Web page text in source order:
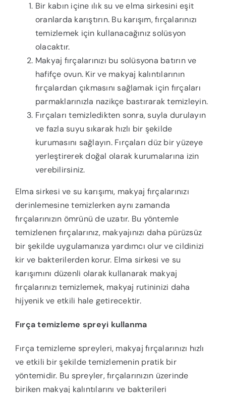
Bir kabın içine ılık su ve elma sirkesini eşit
oranlarda karıştırın. Bu karışım, fırçalarınızı
temizlemek için kullanacağınız solüsyon
olacaktır.
Makyaj fırçalarınızı bu solüsyona batırın ve
hafifçe ovun. Kir ve makyaj kalıntılarının
fırçalardan çıkmasını sağlamak için fırçaları
parmaklarınızla nazikçe bastırarak temizleyin.
Fırçaları temizledikten sonra, suyla durulayın
ve fazla suyu sıkarak hızlı bir şekilde
kurumasını sağlayın. Fırçaları düz bir yüzeye
yerleştirerek doğal olarak kurumalarına izin
verebilirsiniz.
Elma sirkesi ve su karışımı, makyaj fırçalarınızı
derinlemesine temizlerken aynı zamanda
fırçalarınızın ömrünü de uzatır. Bu yöntemle
temizlenen fırçalarınız, makyajınızı daha pürüzsüz
bir şekilde uygulamanıza yardımcı olur ve cildinizi
kir ve bakterilerden korur. Elma sirkesi ve su
karışımını düzenli olarak kullanarak makyaj
fırçalarınızı temizlemek, makyaj rutininizi daha
hijyenik ve etkili hale getirecektir.
Fırça temizleme spreyi kullanma
Fırça temizleme spreyleri, makyaj fırçalarınızı hızlı
ve etkili bir şekilde temizlemenin pratik bir
yöntemidir. Bu spreyler, fırçalarınızın üzerinde
biriken makyaj kalıntılarını ve bakterileri